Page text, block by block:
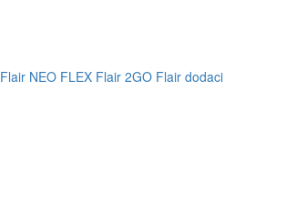
Flair NEO FLEX Flair 2GO Flair dodaci